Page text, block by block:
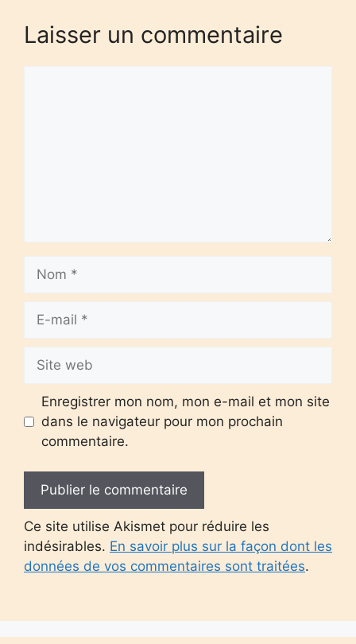
Laisser un commentaire
mail
web
Enregistrer mon nom, mon e-mail et mon site
dans le navigateur pour mon prochain
commentaire.
Ce site utilise Akismet pour réduire les
indésirables. En savoir plus sur la façon dont les
données de vos commentaires sont traitées.